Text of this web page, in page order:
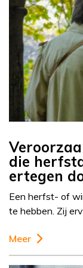
die
ertegen
Een herfst- of
te hebben. Zij
Meer